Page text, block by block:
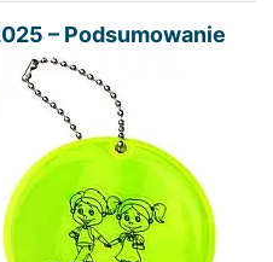
– Podsumowanie